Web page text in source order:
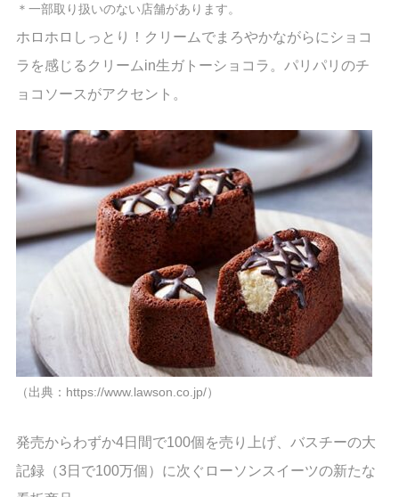
＊一部取り扱いのない店舗があります。
ホロホロしっとり！クリームでまろやかながらにショコ
ラを感じるクリームin生ガトーショコラ。パリパリのチ
ョコソースがアクセント。
（出典：https://www.lawson.co.jp/）
発売からわずか4日間で100個を売り上げ、バスチーの大
記録（3日で100万個）に次ぐローソンスイーツの新たな